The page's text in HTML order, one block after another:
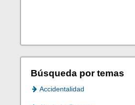
Búsqueda por temas
Accidentalidad